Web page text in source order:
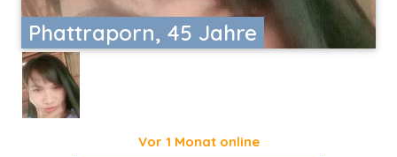
Phattraporn, 45 Jahre
Vor 1 Monat online